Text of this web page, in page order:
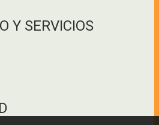
Y SERVICIOS